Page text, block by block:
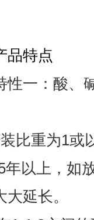
品特点
性一：酸、
比重为1或
以上，如
延长。